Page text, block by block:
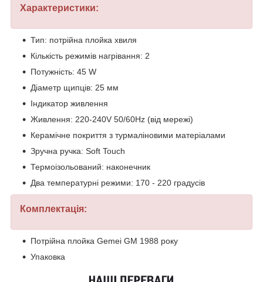
Характеристики:
Тип: потрійна плойка хвиля
Кількість режимів нагрівання: 2
Потужність: 45 W
Діаметр щипців: 25 мм
Індикатор живлення
Живлення: 220-240V 50/60Hz (від мережі)
Керамічне покриття з турмаліновими матеріалами
Зручна ручка: Soft Touch
Термоізольований: наконечник
Два температурні режими: 170 - 220 градусів
Комплектація:
Потрійна плойка Gemei GM 1988 року
Упаковка